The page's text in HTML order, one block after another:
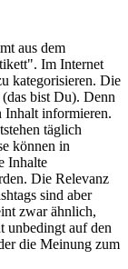
aus dem
Im Internet
kategorisieren. Die
bist Du). Denn
Inhalt informieren.
täglich
können in
Inhalte
Die Relevanz
sind aber
zwar ähnlich,
unbedingt auf den
die Meinung zum